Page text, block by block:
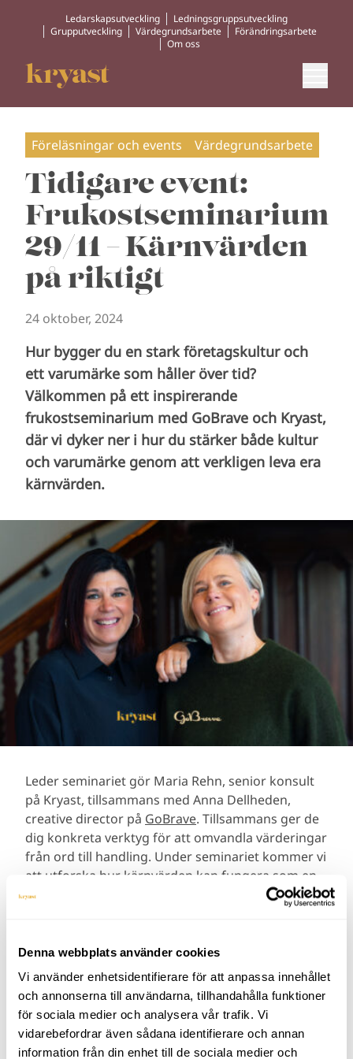
Denna webbplats använder cookies
Vi använder enhetsidentifierare för att anpassa innehållet
och annonserna till användarna, tillhandahålla funktioner
för sociala medier och analysera vår trafik. Vi
vidarebefordrar även sådana identifierare och annan
information från din enhet till de sociala medier och
Ledarskapsutveckling
Ledningsgruppsutveckling
Grupputveckling
Värdegrundsarbete
Förändringsarbete
Om oss
Föreläsningar och events Värdegrundsarbete
Tidigare event:
Frukostseminarium
29/11 – Kärnvärden
på riktigt
24 oktober, 2024
Hur bygger du en stark företagskultur och
ett varumärke som håller över tid?
Välkommen på ett inspirerande
frukostseminarium med GoBrave och Kryast,
där vi dyker ner i hur du stärker både kultur
och varumärke genom att verkligen leva era
kärnvärden.
Leder seminariet gör Maria Rehn, senior konsult
på Kryast, tillsammans med Anna Dellheden,
creative director på GoBrave. Tillsammans ger de
dig konkreta verktyg för att omvandla värderingar
från ord till handling. Under seminariet kommer vi
att utforska hur kärnvärden kan fungera som en
kompass för att driva företagets utveckling, skapa
en mer engagerande arbetsmiljö och bygga ett
Vad får du med dig?
En djupare förståelse för hur kärnvärden
stärker företagskulturen och skapar
långsiktig framgång.